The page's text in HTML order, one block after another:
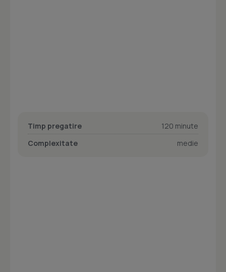
Timp pregatire
120 minute
Complexitate
medie